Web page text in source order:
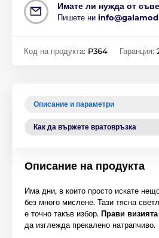
Имате ли нужда от
Пишете ни
Код на продукта: P364 Гаранция:
Описание и параметри
Как да вържете вратовръзка
Описание на продукта
Има дни, в които просто искате
без много мислене. Тази тясна
е точно такъв избор. Прави
да изглежда прекалено натрапчиво.